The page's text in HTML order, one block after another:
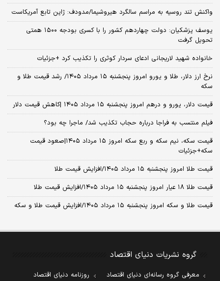
واکنش تند روسیه به مراسم سالگرد هیروشیما/مدودف: ژاپن تابع آمریکاست
یوسف پزشکیان: دولت چهاردهم کشور را با کسری بودجه ۱۵۰۰ همتی
تحویل گرفت
خانواده شهید لاریجانی ادعای سردار کوثری را تکذیب کرد +جزئیات
نرخ ارز دلار، طلا و یورو امروز پنجشنبه ۱۵ مرداد ۱۴۰۵/ رشد قیمت طلا و
سکه
قیمت دلار، یورو و درهم امروز پنجشنبه ۱۵ مرداد ۱۴۰۵ |کاهش قیمت دلار
فیلم منتسب به فراجا درباره حجاب تکذیب شد/ ماجرا چه بود؟
قیمت سکه، نیم سکه و ربع سکه امروز ۱۵ مرداد ۱۴۰۵|صعود قیمت
سکه+جزئیات
قیمت طلا امروز پنجشنبه ۱۵ مرداد ۱۴۰۵/افزایش قیمت طلا
قیمت طلا ۱۸ عیار امروز پنجشنبه ۱۵ مرداد ۱۴۰۵/افزایش قیمت طلا
قیمت طلا و سکه امروز پنجشنبه ۱۵ مرداد ۱۴۰۵/افزایش قیمت طلا و سکه
گروه نشریات دنیای اقتصاد
معرفی گروه رسانه‌ای دنیای اقتصاد
روزنامه دنیای اقتصاد